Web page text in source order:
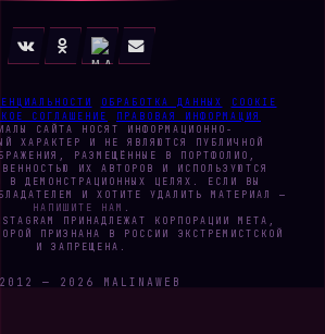
ОБРАБОТКА ДАННЫХ
COOKIE
СОГЛАШЕНИЕ
ПРАВОВАЯ ИНФОРМАЦИЯ
САЙТА НОСЯТ ИНФОРМАЦИОННО-
ХАРАКТЕР И НЕ ЯВЛЯЮТСЯ ПУБЛИЧНОЙ
РАЗМЕЩЁННЫЕ В ПОРТФОЛИО,
ИХ АВТОРОВ И ИСПОЛЬЗУЮТСЯ
В ДЕМОНСТРАЦИОННЫХ ЦЕЛЯХ. ЕСЛИ ВЫ
И ХОТИТЕ УДАЛИТЬ МАТЕРИАЛ —
НАПИШИТЕ НАМ .
ПРИНАДЛЕЖАТ КОРПОРАЦИИ META,
ПРИЗНАНА В РОССИИ ЭКСТРЕМИСТСКОЙ
И ЗАПРЕЩЕНА.
— 2026 MALINAWEB